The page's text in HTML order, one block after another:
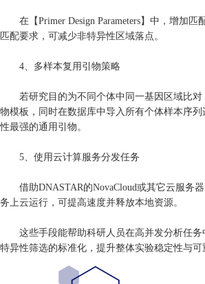
在【Primer Design Parameters】中，增加匹
匹配要求，可减少非特异性区域落点。
4、多样本复用引物策略
若研究目的为不同个体中同一基因区域比对
物模板，同时在数据库中导入所有个体样本序
性最强的通用引物。
5、使用云计算服务分发任务
借助DNASTAR的NovaCloud或其它云服务
务上云运行，可提高速度并释放本地资源。
这些手段能帮助科研人员在高并发分析任务
特异性筛选的标准化，提升整体实验稳定性与可